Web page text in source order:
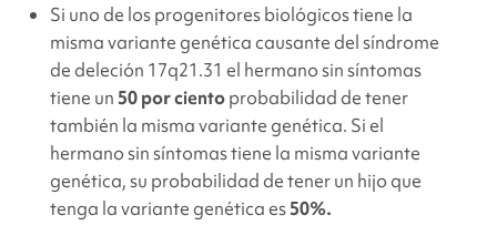
Si uno de los progenitores biológicos tiene la
misma variante genética causante delsíndrome
de deleción 17q21.31 el hermano sin síntomas
tiene un 50 por cientoprobabilidad de tener
también la misma variante genética. Si el
hermano sin síntomas tiene la misma variante
genética, su probabilidad de tener un hijo que
tenga la variante genética es50%.